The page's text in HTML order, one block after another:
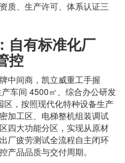
质、生产许可、体系认证三
有标准化厂
控
间商，凯立威重工手握
车间 4500㎡、综合办公研发
，按照现代化特种设备生产
加工区、电梯整机组装调试
四大功能分区，实现从原材
厂疲劳测试全流程自主闭环
产品品质与交付周期。